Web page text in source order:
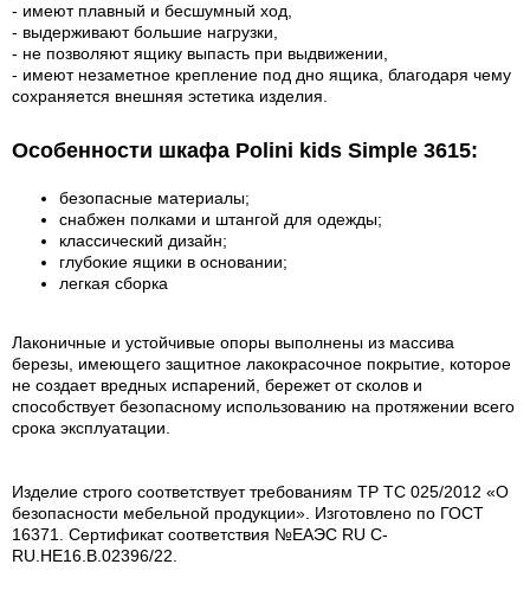
- имеют плавный и бесшумный ход,
- выдерживают большие нагрузки,
- не позволяют ящику выпасть при выдвижении,
- имеют незаметное крепление под дно ящика, благодаря чему
сохраняется внешняя эстетика изделия.
Особенности шкафа Polini kids Simple 3615:
безопасные материалы;
снабжен полками и штангой для одежды;
классический дизайн;
глубокие ящики в основании;
легкая сборка
Лаконичные и устойчивые опоры выполнены из массива
березы, имеющего защитное лакокрасочное покрытие, которое
не создает вредных испарений, бережет от сколов и
способствует безопасному использованию на протяжении всего
срока эксплуатации.
Изделие строго соответствует требованиям ТР ТС 025/2012 «О
безопасности мебельной продукции». Изготовлено по ГОСТ
16371. Сертификат соответствия №ЕАЭС RU C-
RU.HЕ16.В.02396/22.